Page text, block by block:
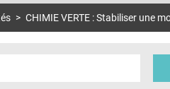
> CHIMIE VERTE : Stabiliser une